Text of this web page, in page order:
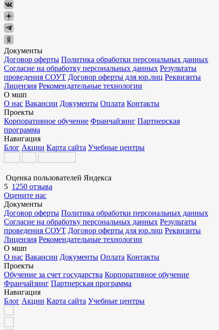
Документы
Договор оферты Политика обработки персональных данных
Согласие на обработку персональных данных Результаты
проведения СОУТ Договор оферты для юр.лиц Реквизиты
Лицензия Рекомендательные технологии
О мшп
О нас Вакансии Документы Оплата Контакты
Проекты
Корпоративное обучение Франчайзинг Партнерская
программа
Навигация
Блог Акции Карта сайта Учебные центры
Оценка пользователей Яндекса
5 1250 отзыва
Оцените нас
Документы
Договор оферты Политика обработки персональных данных
Согласие на обработку персональных данных Результаты
проведения СОУТ Договор оферты для юр.лиц Реквизиты
Лицензия Рекомендательные технологии
О мшп
О нас Вакансии Документы Оплата Контакты
Проекты
Обучение за счет государства Корпоративное обучение
Франчайзинг Партнерская программа
Навигация
Блог Акции Карта сайта Учебные центры